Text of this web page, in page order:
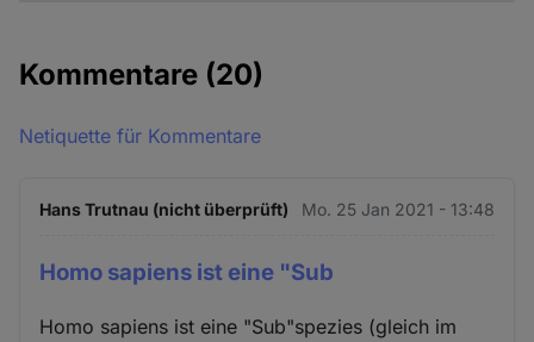
Kommentare (20)
Netiquette für Kommentare
Hans Trutnau (nicht überprüft) Mo. 25 Jan 2021 - 13:48
Homo sapiens ist eine "Sub
Homo sapiens ist eine "Sub"spezies (gleich im